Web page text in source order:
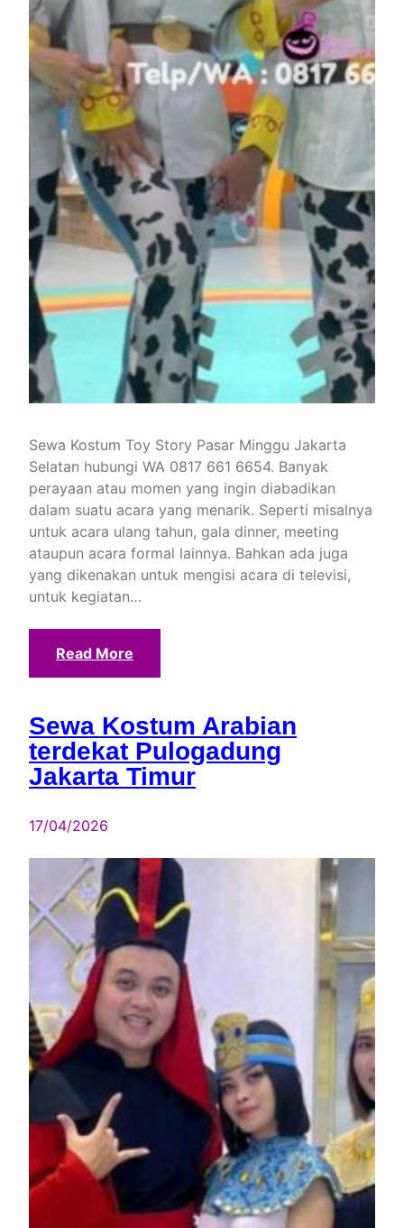
Sewa Kostum Toy Story Pasar Minggu Jakarta
Selatan hubungi WA 0817 661 6654. Banyak
perayaan atau momen yang ingin diabadikan
dalam suatu acara yang menarik. Seperti misalnya
untuk acara ulang tahun, gala dinner, meeting
ataupun acara formal lainnya. Bahkan ada juga
yang dikenakan untuk mengisi acara di televisi,
untuk kegiatan…
Read More
Sewa Kostum Arabian
terdekat Pulogadung
Jakarta Timur
17/04/2026